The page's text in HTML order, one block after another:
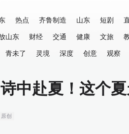
热点 齐鲁制造 山东 短剧
山东 财经 交通 健康 文旅
青未了 灵境 深度 创意 观察
中赴夏！这个
原创